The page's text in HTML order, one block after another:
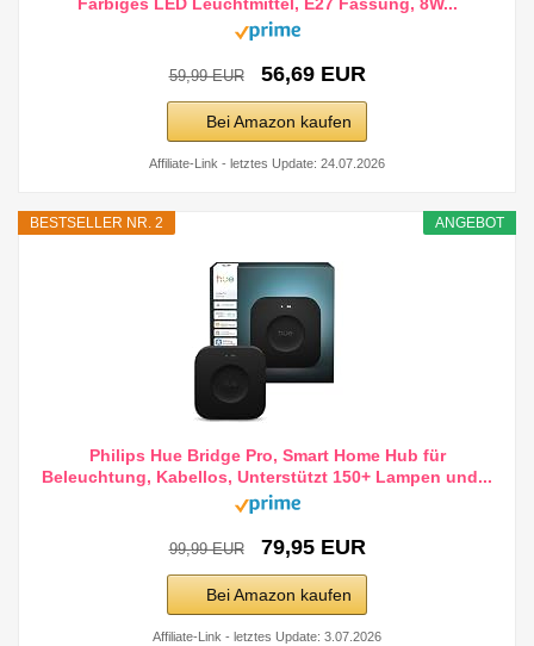
59,99 EUR 56,69 EUR
Bei Amazon kaufen
Affiliate-Link - letztes Update: 24.07.2026
ANGEBOT
BESTSELLER NR. 2
Philips Hue Bridge Pro, Smart Home Hub für
Beleuchtung, Kabellos, Unterstützt 150+ Lampen und...
99,99 EUR 79,95 EUR
Bei Amazon kaufen
Affiliate-Link - letztes Update: 3.07.2026